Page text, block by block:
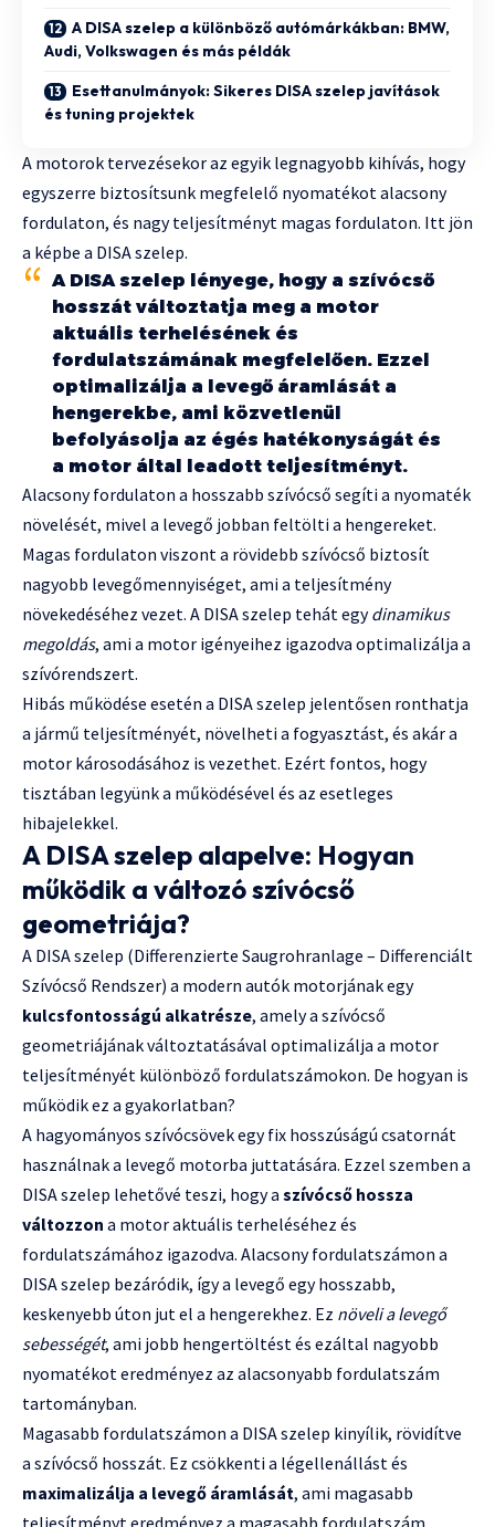
A DISA szelep a különböző autómárkákban: BMW,
Audi, Volkswagen és más példák
Esettanulmányok: Sikeres DISA szelep javítások
és tuning projektek
A motorok tervezésekor az egyik legnagyobb kihívás, hogy
egyszerre biztosítsunk megfelelő nyomatékot alacsony
fordulaton, és nagy teljesítményt magas fordulaton. Itt jön
a képbe a DISA szelep.
A DISA szelep lényege, hogy a szívócső
hosszát változtatja meg a motor
aktuális terhelésének és
fordulatszámának megfelelően. Ezzel
optimalizálja a levegő áramlását a
hengerekbe, ami közvetlenül
befolyásolja az égés hatékonyságát és
a motor által leadott teljesítményt.
Alacsony fordulaton a hosszabb szívócső segíti a nyomaték
növelését, mivel a levegő jobban feltölti a hengereket.
Magas fordulaton viszont a rövidebb szívócső biztosít
nagyobb levegőmennyiséget, ami a teljesítmény
növekedéséhez vezet. A DISA szelep tehát egydinamikus
megoldás, ami a motor igényeihez igazodva optimalizálja a
szívórendszert.
Hibás működése esetén a DISA szelep jelentősen ronthatja
a jármű teljesítményét, növelheti a fogyasztást, és akár a
motor károsodásához is vezethet. Ezért fontos, hogy
tisztában legyünk a működésével és az esetleges
hibajelekkel.
A DISA szelep alapelve: Hogyan
működik a változó szívócső
geometriája?
A DISA szelep (Differenzierte Saugrohranlage – Differenciált
Szívócső Rendszer) a modern autók motorjának egy
kulcsfontosságú alkatrésze, amely a szívócső
geometriájának változtatásával optimalizálja a motor
teljesítményét különböző fordulatszámokon. De hogyan is
működik ez a gyakorlatban?
A hagyományos szívócsövek egy fix hosszúságú csatornát
használnak a levegő motorba juttatására. Ezzel szemben a
DISA szelep lehetővé teszi, hogy a szívócső hossza
változzon a motor aktuális terheléséhez és
fordulatszámához igazodva. Alacsony fordulatszámon a
DISA szelep bezáródik, így a levegő egy hosszabb,
keskenyebb úton jut el a hengerekhez. Ez növeli a levegő
sebességét, ami jobb hengertöltést és ezáltal nagyobb
nyomatékot eredményez az alacsonyabb fordulatszám
tartományban.
Magasabb fordulatszámon a DISA szelep kinyílik, rövidítve
a szívócső hosszát. Ez csökkenti a légellenállást és
maximalizálja a levegő áramlását, ami magasabb